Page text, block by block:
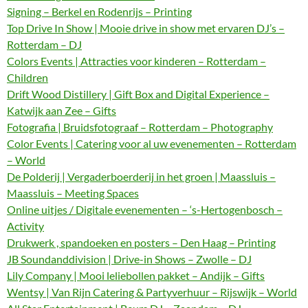
Signing – Berkel en Rodenrijs – Printing
Top Drive In Show | Mooie drive in show met ervaren DJ’s –
Rotterdam – DJ
Colors Events | Attracties voor kinderen – Rotterdam –
Children
Drift Wood Distillery | Gift Box and Digital Experience –
Katwijk aan Zee – Gifts
Fotografia | Bruidsfotograaf – Rotterdam – Photography
Color Events | Catering voor al uw evenementen – Rotterdam
– World
De Polderij | Vergaderboerderij in het groen | Maassluis –
Maassluis – Meeting Spaces
Online uitjes / Digitale evenementen – ‘s-Hertogenbosch –
Activity
Drukwerk , spandoeken en posters – Den Haag – Printing
JB Soundanddivision | Drive-in Shows – Zwolle – DJ
Lily Company | Mooi leliebollen pakket – Andijk – Gifts
Wentsy | Van Rijn Catering & Partyverhuur – Rijswijk – World